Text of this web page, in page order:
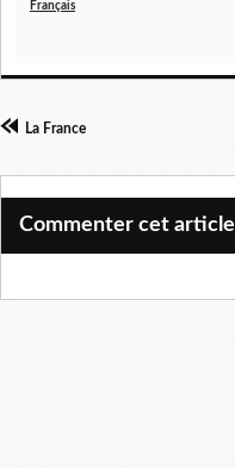
Français
La France
Commenter cet article